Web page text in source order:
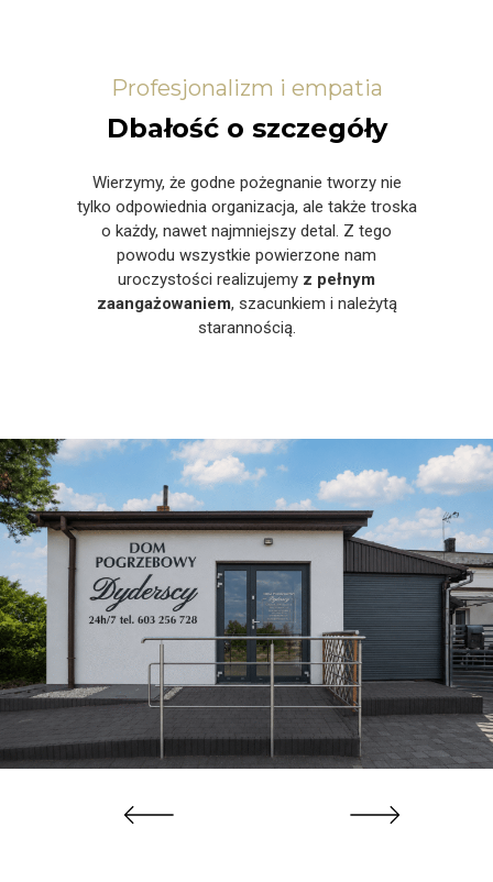
Profesjonalizm i empatia
Dbałość o szczegóły
Wierzymy, że godne pożegnanie tworzy nie
tylko odpowiednia organizacja, ale także troska
o każdy, nawet najmniejszy detal. Z tego
powodu wszystkie powierzone nam
uroczystości realizujemy z pełnym
zaangażowaniem, szacunkiem i należytą
starannością.